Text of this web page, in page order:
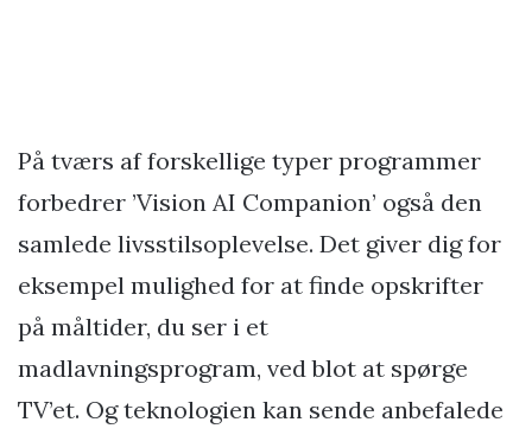
På tværs af forskellige typer programmer
forbedrer ’Vision AI Companion’ også den
samlede livsstilsoplevelse. Det giver dig for
eksempel mulighed for at finde opskrifter
på måltider, du ser i et
madlavningsprogram, ved blot at spørge
TV’et. Og teknologien kan sende anbefalede